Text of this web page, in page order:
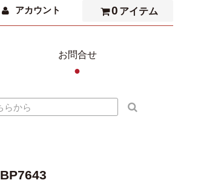
アカウント 0 アイテム
お問合せ
●
BP7643